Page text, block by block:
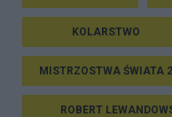
KOLARSTWO
MISTRZOSTWA ŚWIATA
ROBERT